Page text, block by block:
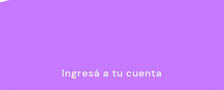
Ingresá a tu cuenta